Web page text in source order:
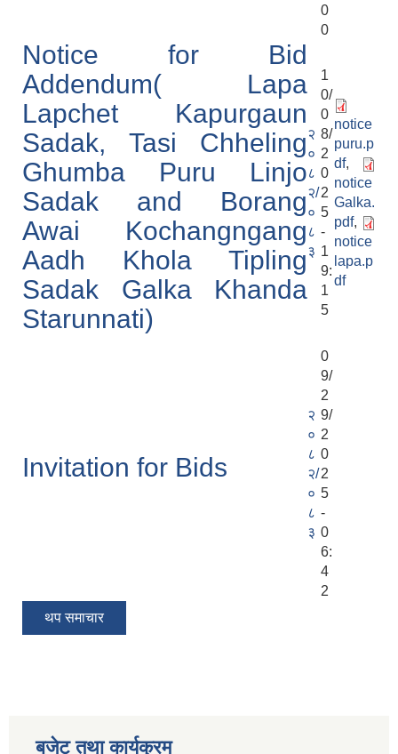
0
0
Notice for Bid
Addendum( Lapa
Lapchet Kapurgaun
Sadak, Tasi Chheling
Ghumba Puru Linjo
Sadak and Borang
Awai Kochangngang
Aadh Khola Tipling
Sadak Galka Khanda
Starunnati)
२
०
८
२/
०
८
३
1
0/
0
8/
2
0
2
5
-
1
9:
1
5
notice
puru.p
df,
notice
Galka.
pdf,
notice
lapa.p
df
Invitation for Bids
२
०
८
२/
०
८
३
0
9/
2
9/
2
0
2
5
-
0
6:
4
2
थप समाचार
बजेट तथा कार्यक्रम